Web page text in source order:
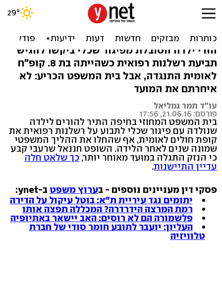
קופ"ח נגד הורי ילדה מוגבלת:
'תבעתם באיחור'
הורי ילדה הסובלת מפיגור שכלי ביקשו להגיש
תביעת רשלנות רפואית כשהייתה בת 8. קופ"ח
לאומית התנגדה, אבל בית המשפט הכריע: לא
איחרתם את המועד
עו"ד תמר גמליאל
פורסם: 21.06.16, 17:56
בית המשפט המחוזי בחיפה התיר להורים לילדה
שנולדה עם פיגור שכלי לתבוע על רשלנות רפואית את
קופת חולים לאומית, אף שהחלו את ההליך המשפטי
שמונה שנים לאחר הלידה. השופט חננאל שרעבי קבע
כי הנזק התגלה במועד מאוחר יותר, כך שלאט חלה
עדיין התיישנות.
פסקי דין מעניינים נוספים - בערוץ משפט ב-ynet:
יתומים נגד עיריית ת"א: בוטל עיקול על הדירה
רמת המרצה הידרדרה? המכללה תפצה אותו
פלשמורה הם לא רוסים: האב יישאר באתיופיה
העליון: יועבר לתובע חומר סודי של חברת
טלוויזיה